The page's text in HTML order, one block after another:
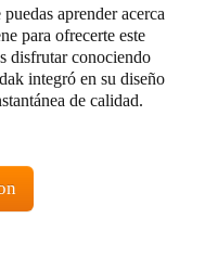
aprender acerca
para ofrecerte este
disfrutar conociendo
integró en su diseño
de calidad.